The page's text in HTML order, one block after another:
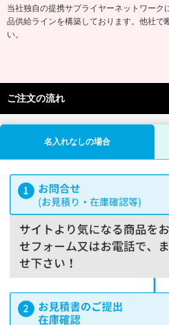
当社独自の提携サプライヤーネットワー
品供給ラインを構築しております。他社で
い。
ご注文の流れ
名入れなしの場合